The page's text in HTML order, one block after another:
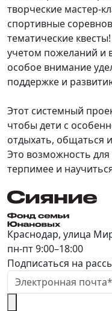
творческие мастер-
спортивные
тематические
учетом пожеланий и
особое внимание
поддержке и
Этот системный
чтобы дети с
отдыхать, общаться
Это возможность для
терпимее и
Краснодар, улица
пн-пт 9:00–18:00
Подписаться на